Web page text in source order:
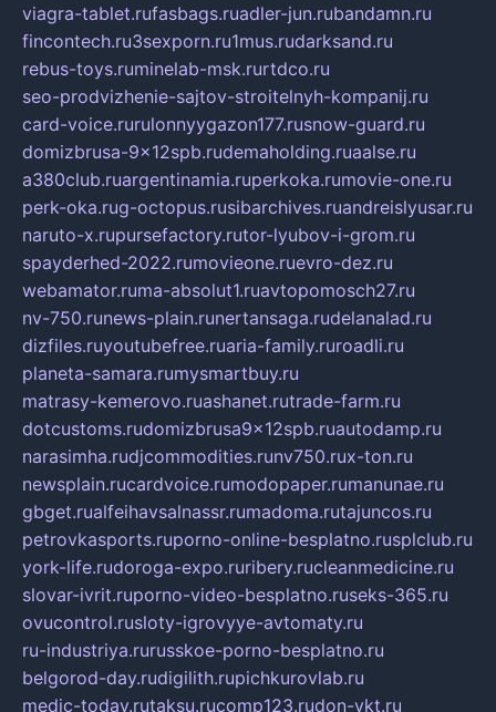
viagra-tablet.rufasbags.ruadler-jun.rubandamn.ru
fincontech.ru3sexporn.ru1mus.rudarksand.ru
rebus-toys.ruminelab-msk.rurtdco.ru
seo-prodvizhenie-sajtov-stroitelnyh-kompanij.ru
card-voice.rurulonnyygazon177.rusnow-guard.ru
domizbrusa-9x12spb.rudemaholding.ruaalse.ru
a380club.ruargentinamia.ruperkoka.rumovie-one.ru
perk-oka.rug-octopus.rusibarchives.ruandreislyusar.ru
naruto-x.rupursefactory.rutor-lyubov-i-grom.ru
spayderhed-2022.rumovieone.ruevro-dez.ru
webamator.ruma-absolut1.ruavtopomosch27.ru
nv-750.runews-plain.runertansaga.rudelanalad.ru
dizfiles.ruyoutubefree.ruaria-family.ruroadli.ru
planeta-samara.rumysmartbuy.ru
matrasy-kemerovo.ruashanet.rutrade-farm.ru
dotcustoms.rudomizbrusa9x12spb.ruautodamp.ru
narasimha.rudjcommodities.runv750.rux-ton.ru
newsplain.rucardvoice.rumodopaper.rumanunae.ru
gbget.rualfeihavsalnassr.rumadoma.rutajuncos.ru
petrovkasports.ruporno-online-besplatno.rusplclub.ru
york-life.rudoroga-expo.ruribery.rucleanmedicine.ru
slovar-ivrit.ruporno-video-besplatno.ruseks-365.ru
ovucontrol.rusloty-igrovyye-avtomaty.ru
ru-industriya.rurusskoe-porno-besplatno.ru
belgorod-day.rudigilith.rupichkurovlab.ru
medic-today.rutaksu.rucomp123.rudon-ykt.ru